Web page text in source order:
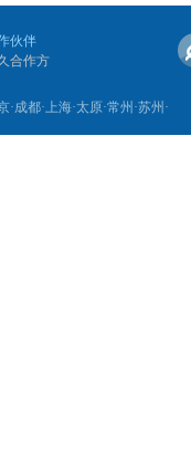
伙伴
合作方
·成都·上海·太原·常州·苏州·